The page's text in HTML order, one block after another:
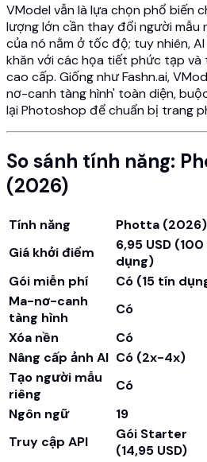
VModel vẫn là lựa chọn phổ biến
lượng lớn cần thay đổi người mẫu
của nó nằm ở tốc độ; tuy nhiên,
khăn với các họa tiết phức tạp
cao cấp. Giống như Fashn.ai,
nơ-canh tàng hình' toàn diện,
lại Photoshop để chuẩn bị trang
So sánh tính năng:
(2026)
Tính năng Photta (2026)
Giá khởi điểm
6,95 USD
dụng)
Gói miễn phí
Có (15 tín
Ma-nơ-canh
tàng hình
Có
Xóa nền
Có
Nâng cấp ảnh AI Có (2x-4x)
Tạo người mẫu
riêng
Có
Ngôn ngữ
19
Truy cập API
Gói Starter
(14,95 USD)